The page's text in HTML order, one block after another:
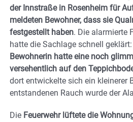
der Innstraße in Rosenheim für
meldeten Bewohner, dass sie
festgestellt haben. Die alarmierte
hatte die Sachlage schnell geklärt:
Bewohnerin hatte eine noch
versehentlich auf den
dort entwickelte sich ein kleinerer
entstandenen Rauch wurde der
Die Feuerwehr lüftete die